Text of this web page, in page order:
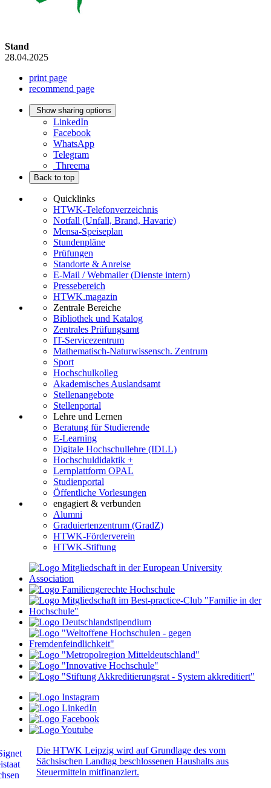
Stand
28.04.2025
print page
recommend page
Show sharing options
LinkedIn
Facebook
WhatsApp
Telegram
Threema
Back to top
Quicklinks
HTWK-Telefonverzeichnis
Notfall (Unfall, Brand, Havarie)
Mensa-Speiseplan
Stundenpläne
Prüfungen
Standorte & Anreise
E-Mail / Webmailer (Dienste intern)
Pressebereich
HTWK.magazin
Zentrale Bereiche
Bibliothek und Katalog
Zentrales Prüfungsamt
IT-Servicezentrum
Mathematisch-Naturwissensch. Zentrum
Sport
Hochschulkolleg
Akademisches Auslandsamt
Stellenangebote
Stellenportal
Lehre und Lernen
Beratung für Studierende
E-Learning
Digitale Hochschullehre (IDLL)
Hochschuldidaktik +
Lernplattform OPAL
Studienportal
Öffentliche Vorlesungen
engagiert & verbunden
Alumni
Graduiertenzentrum (GradZ)
HTWK-Förderverein
HTWK-Stiftung
Die HTWK Leipzig wird auf Grundlage des vom
Sächsischen Landtag beschlossenen Haushalts aus
Steuermitteln mitfinanziert.